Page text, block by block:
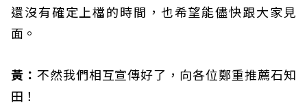
還沒有確定上檔的時間，也希望能儘快跟大家見
面。
黃： 不然我們相互宣傳好了，向各位鄭重推薦石知
田！